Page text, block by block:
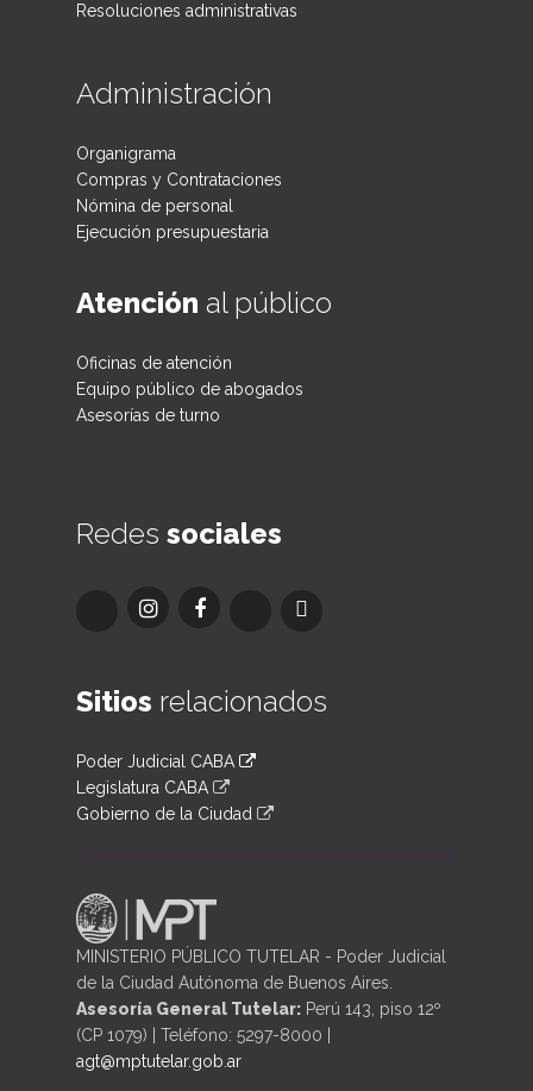
Resoluciones administrativas
Administración
Organigrama
Compras y Contrataciones
Nómina de personal
Ejecución presupuestaria
Atención al público
Oficinas de atención
Equipo público de abogados
Asesorías de turno
Redes sociales
Sitios relacionados
Poder Judicial CABA
Legislatura CABA
Gobierno de la Ciudad
MINISTERIO PÚBLICO TUTELAR - Poder Judicial
de la Ciudad Autónoma de Buenos Aires.
Asesoría General Tutelar: Perú 143, piso 12º
(CP 1079) | Teléfono: 5297-8000 |
agt@mptutelar.gob.ar